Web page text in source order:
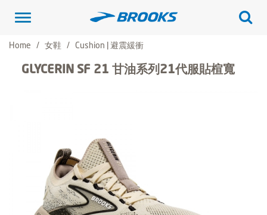
Toggle
Home
女鞋 Cushion | 避震緩衝
GLYCERIN SF 21 甘油系列21代服貼楦寬